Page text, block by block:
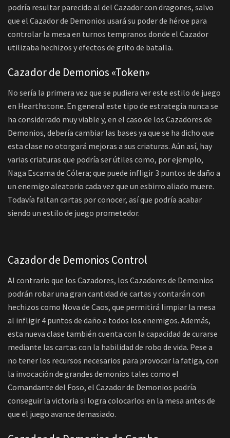
podría resultar parecido al del Cazador con dragones, salvo
que el Cazador de Demonios usará su poder de héroe para
controlar la mesa en turnos tempranos donde el Cazador
utilizaba hechizos y efectos de grito de batalla.
Cazador de Demonios «Token»
No sería la primera vez que se pudiera ver este estilo de juego
en Hearthstone. En general este tipo de estrategia nunca se
ha considerado muy viable y, en el caso de los Cazadores de
Demonios, debería cambiar las bases ya que se ha dicho que
esta clase no otorgará mejoras a sus criaturas. Aún así, hay
varias criaturas que podría ser útiles como, por ejemplo,
Naga Escama de Cólera; que puede infligir 3 puntos de daño a
un enemigo aleatorio cada vez que un esbirro aliado muere.
Todavía faltan cartas por conocer, así que podría acabar
siendo un estilo de juego prometedor.
Cazador de Demonios Control
Al contrario que los Cazadores, los Cazadores de Demonios
podrán robar una gran cantidad de cartas y contarán con
hechizos como Nova de Caos, que permitirá limpiar la mesa
al infligir 4 puntos de daño a todos los enemigos. Además,
esta nueva clase también cuenta con la capacidad de curarse
mediante las cartas con la habilidad de robo de vida. Pese a
no tener los recursos necesarios para provocar la fatiga, con
la invocación de grandes demonios tales como el
Comandante del Foso, el Cazador de Demonios podría
conseguir la victoria si logra colocarlos en la mesa antes de
que el juego avance demasiado.